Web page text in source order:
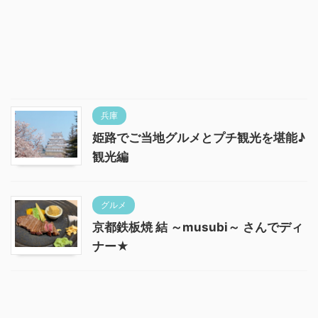
兵庫
姫路でご当地グルメとプチ観光を堪能♪
観光編
グルメ
京都鉄板焼 結 ～musubi～ さんでディ
ナー★